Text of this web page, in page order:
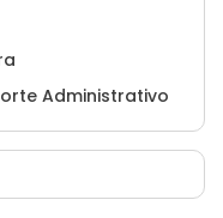
Administrativo